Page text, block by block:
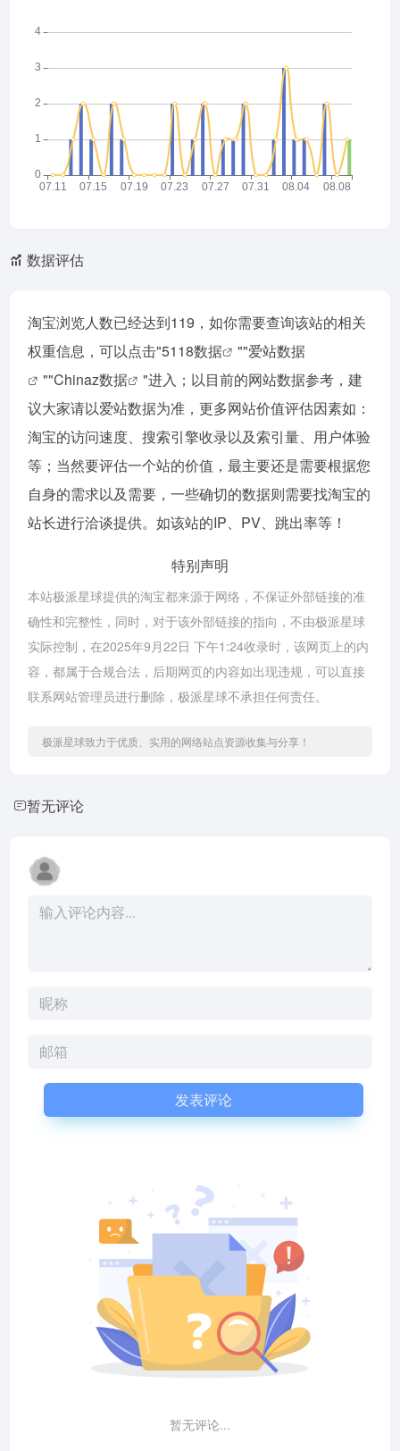
数据评估
淘宝浏览人数已经达到119，如你需要查询该站的相关
权重信息，可以点击"5118数据 ""爱站数据
""Chinaz数据
"进入；以目前的网站数据参考，建
议大家请以爱站数据为准，更多网站价值评估因素如：
淘宝的访问速度、搜索引擎收录以及索引量、用户体验
等；当然要评估一个站的价值，最主要还是需要根据您
自身的需求以及需要，一些确切的数据则需要找淘宝的
站长进行洽谈提供。如该站的IP、PV、跳出率等！
特别声明
本站极派星球提供的淘宝都来源于网络，不保证外部链接的准
确性和完整性，同时，对于该外部链接的指向，不由极派星球
实际控制，在2025年9月22日 下午1:24收录时，该网页上的内
容，都属于合规合法，后期网页的内容如出现违规，可以直接
联系网站管理员进行删除，极派星球不承担任何责任。
极派星球致力于优质、实用的网络站点资源收集与分享！
暂无评论
发表评论
暂无评论...